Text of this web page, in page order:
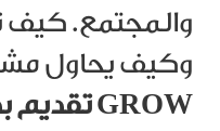
والمجتمع. كيف
وكيف يحاول
GROW تقديم بديل واقعي وفعّال؟